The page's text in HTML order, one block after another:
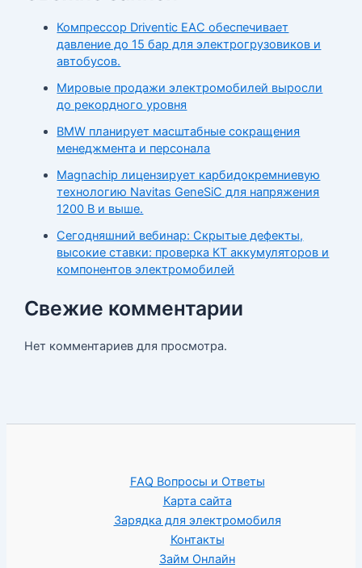
Компрессор Driventic EAC обеспечивает
давление до 15 бар для электрогрузовиков и
автобусов.
Мировые продажи электромобилей выросли
до рекордного уровня
BMW планирует масштабные сокращения
менеджмента и персонала
Magnachip лицензирует карбидокремниевую
технологию Navitas GeneSiC для напряжения
1200 В и выше.
Сегодняшний вебинар: Скрытые дефекты,
высокие ставки: проверка КТ аккумуляторов и
компонентов электромобилей
Свежие комментарии
Нет комментариев для просмотра.
FAQ Вопросы и Ответы
Карта сайта
Зарядка для электромобиля
Контакты
Займ Онлайн